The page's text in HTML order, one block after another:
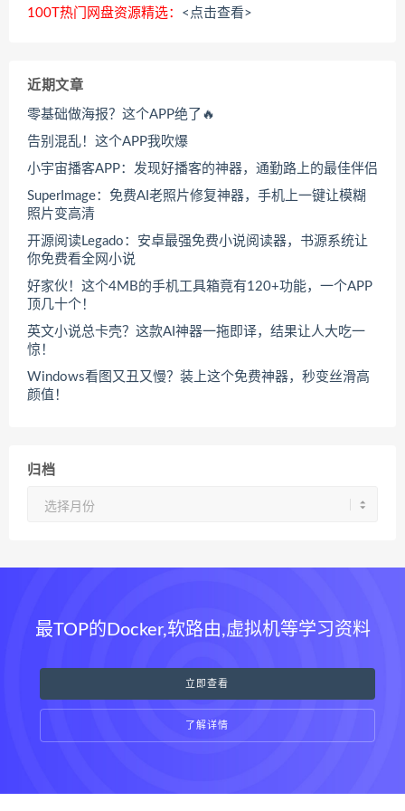
100T热门网盘资源精选： <点击查看>
近期文章
零基础做海报？这个APP绝了🔥
告别混乱！这个APP我吹爆
小宇宙播客APP：发现好播客的神器，通勤路上的最佳伴侣
SuperImage：免费AI老照片修复神器，手机上一键让模糊
照片变高清
开源阅读Legado：安卓最强免费小说阅读器，书源系统让
你免费看全网小说
好家伙！这个4MB的手机工具箱竟有120+功能，一个APP
顶几十个！
英文小说总卡壳？这款AI神器一拖即译，结果让人大吃一
惊！
Windows看图又丑又慢？装上这个免费神器，秒变丝滑高
颜值！
归档
最TOP的Docker,软路由,虚拟机等学习资料
立即查看
了解详情